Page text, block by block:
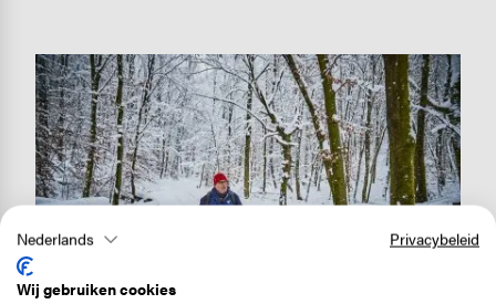
Image
Nederlands Privacybeleid
Wij gebruiken cookies